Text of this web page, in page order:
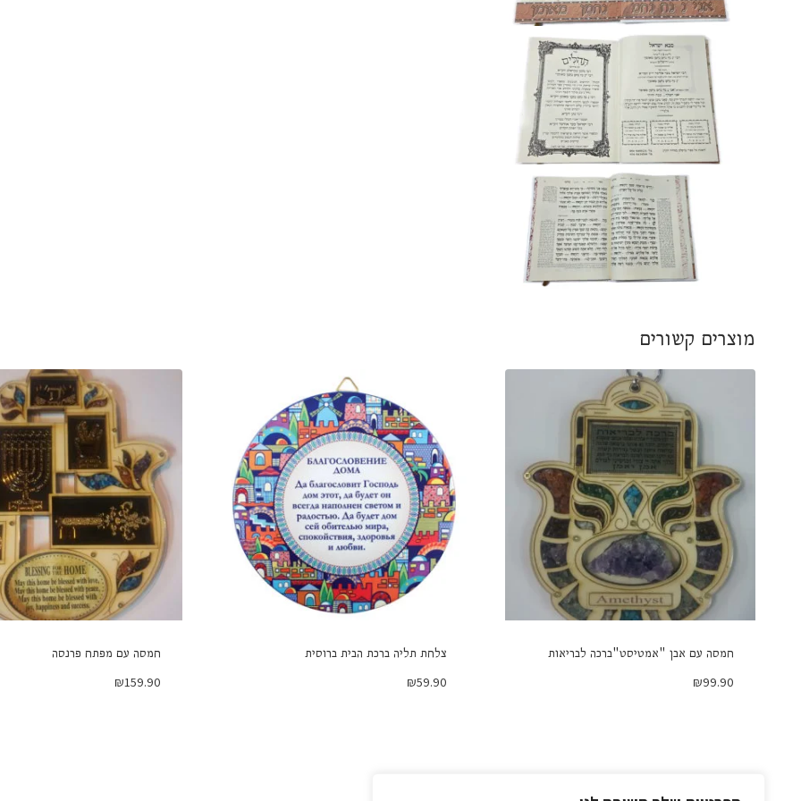
מוצרים קשורים
חמסה עם אבן "אמטיסט"ברכה לבריאות
₪99.90
צלחת תליה ברכת הבית ברוסית
₪59.90
חמסה עם מפתח פרנסה
₪159.90